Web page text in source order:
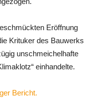
Eröffnung
Krituker des Bauwerks
unschmeichelhafte
einhandelte.
Bericht.